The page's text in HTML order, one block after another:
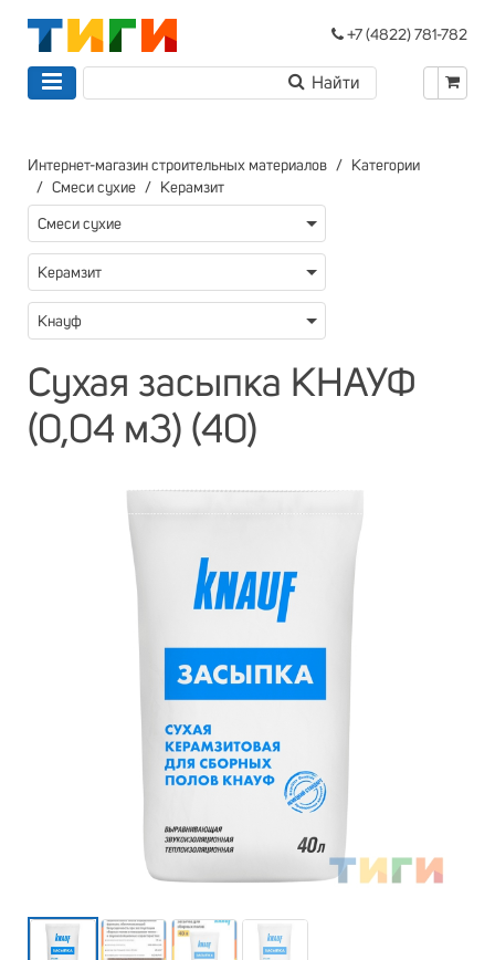
+7 (4822) 781-782
Интернет-магазин строительных материалов
Категории
Смеси сухие
Керамзит
Смеси сухие
Керамзит
Кнауф
Сухая засыпка КНАУФ
(0,04 м3) (40)